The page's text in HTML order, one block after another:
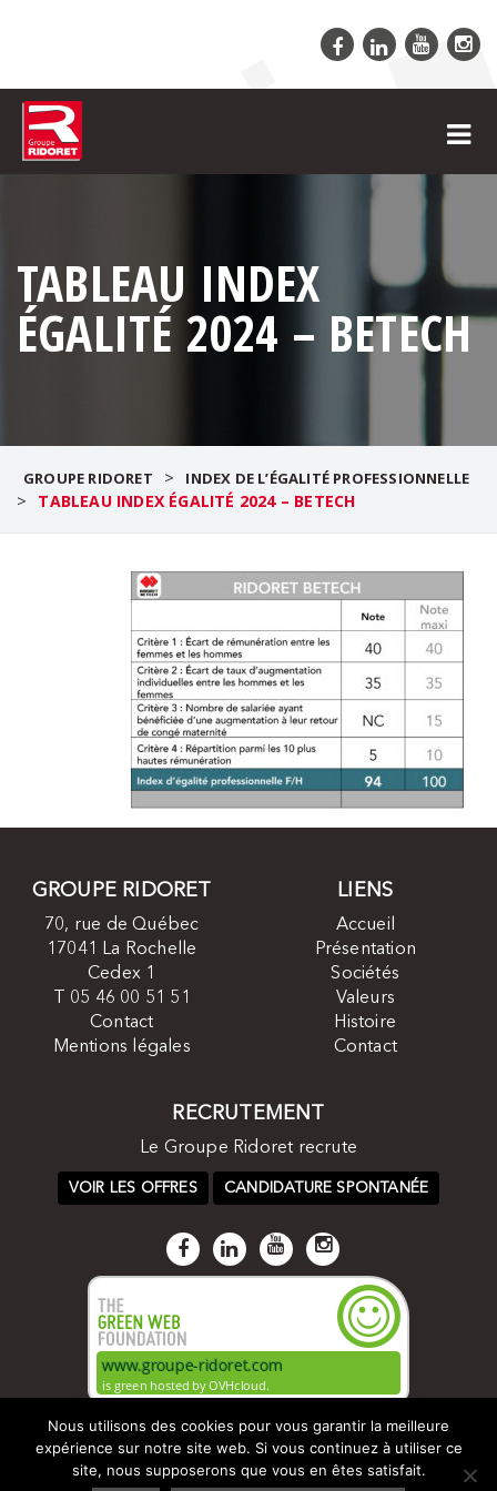
TABLEAU INDEX
ÉGALITÉ 2024 – BETECH
GROUPE RIDORET > INDEX DE L’ÉGALITÉ PROFESSIONNELLE
> TABLEAU INDEX ÉGALITÉ 2024 – BETECH
GROUPE RIDORET
70, rue de Québec
17041 La Rochelle
Cedex 1
T 05 46 00 51 51
Contact
Mentions légales
LIENS
Accueil
Présentation
Sociétés
Valeurs
Histoire
Contact
RECRUTEMENT
Le Groupe Ridoret recrute
VOIR LES OFFRES CANDIDATURE SPONTANÉE
Nous utilisons des cookies pour vous garantir la meilleure
expérience sur notre site web. Si vous continuez à utiliser ce
site, nous supposerons que vous en êtes satisfait.